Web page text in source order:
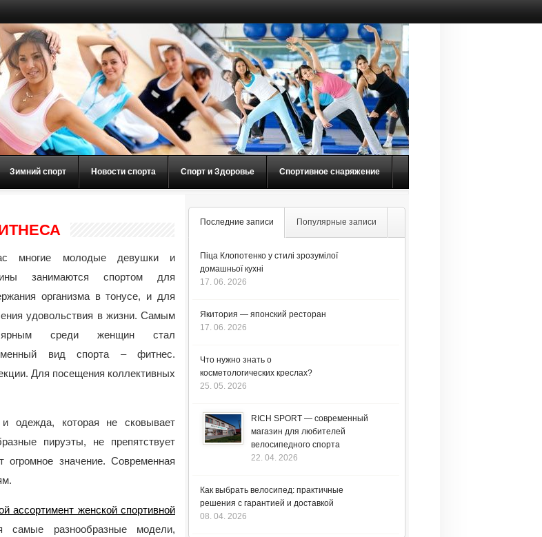
Зимний спорт Новости спорта Спорт и Здоровье Спортивное снаряжение
многие молодые девушки и
занимаются спортом для
организма в тонусе, и для
удовольствия в жизни. Самым
среди женщин стал
вид спорта – фитнес.
Для посещения коллективных
одежда, которая не сковывает
пируэты, не препятствует
значение. Современная
ассортимент женской спортивной
самые разнообразные модели,
Последние записи Популярные записи
Піца Клопотенко у стилі зрозумілої
домашньої кухні
17. 06. 2026
Якитория — японский ресторан
17. 06. 2026
Что нужно знать о
косметологических креслах?
25. 05. 2026
RICH SPORT — современный
магазин для любителей
велосипедного спорта
22. 04. 2026
Как выбрать велосипед: практичные
решения с гарантией и доставкой
08. 04. 2026